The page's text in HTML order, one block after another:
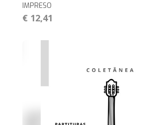
IMPRESO
€ 12,41